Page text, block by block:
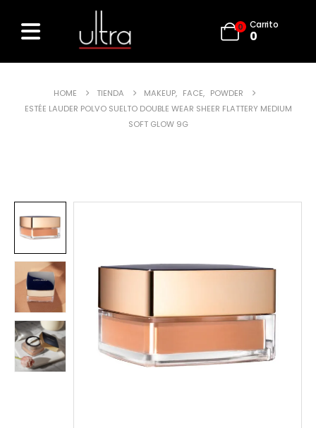
0 Carrito
0
HOME TIENDA MAKEUP, FACE, POWDER
ESTÉE LAUDER POLVO SUELTO DOUBLE WEAR SHEER FLATTERY MEDIUM
SOFT GLOW 9G